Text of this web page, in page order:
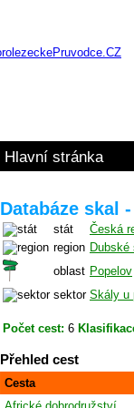
Hlavní stránka
Databáze skal
stát
Česká
region Dubské
oblast Popelov
sektor Skály u
Počet cest: 6
Přehled cest
Cesta